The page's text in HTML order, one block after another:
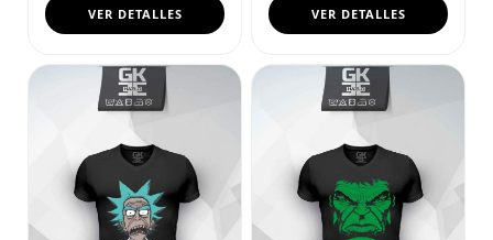
VER DETALLES VER DETALLES